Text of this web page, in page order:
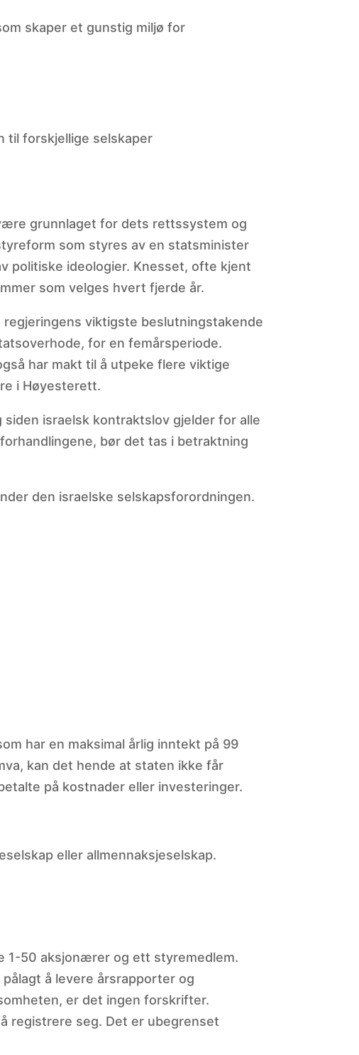
skaper et gunstig miljø for
til forskjellige selskaper
grunnlaget for dets rettssystem og
som styres av en statsminister
politiske ideologier. Knesset, ofte kjent
som velges hvert fjerde år.
viktigste beslutningstakende
for en femårsperiode.
har makt til å utpeke flere viktige
i Høyesterett.
israelsk kontraktslov gjelder for alle
bør det tas i betraktning
den israelske selskapsforordningen.
har en maksimal årlig inntekt på 99
kan det hende at staten ikke får
på kostnader eller investeringer.
eller allmennaksjeselskap.
1-50 aksjonærer og ett styremedlem.
å levere årsrapporter og
er det ingen forskrifter.
registrere seg. Det er ubegrenset